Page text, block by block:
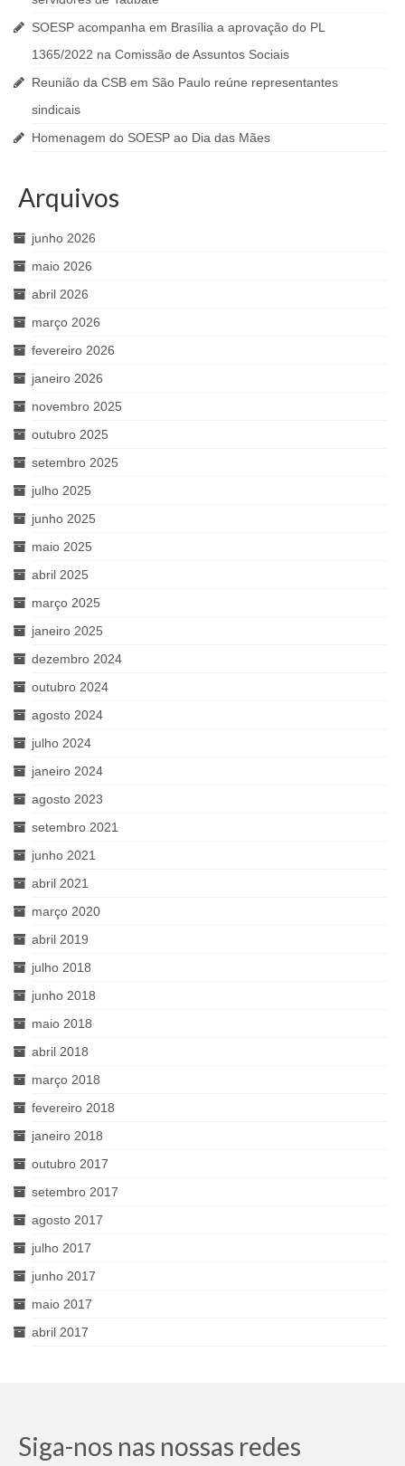
SOESP acompanha em Brasília a aprovação do PL
1365/2022 na Comissão de Assuntos Sociais
Reunião da CSB em São Paulo reúne representantes
sindicais
Homenagem do SOESP ao Dia das Mães
Arquivos
junho 2026
maio 2026
abril 2026
março 2026
fevereiro 2026
janeiro 2026
novembro 2025
outubro 2025
setembro 2025
julho 2025
junho 2025
maio 2025
abril 2025
março 2025
janeiro 2025
dezembro 2024
outubro 2024
agosto 2024
julho 2024
janeiro 2024
agosto 2023
setembro 2021
junho 2021
abril 2021
março 2020
abril 2019
julho 2018
junho 2018
maio 2018
abril 2018
março 2018
fevereiro 2018
janeiro 2018
outubro 2017
setembro 2017
agosto 2017
julho 2017
junho 2017
maio 2017
abril 2017
Siga-nos nas nossas redes